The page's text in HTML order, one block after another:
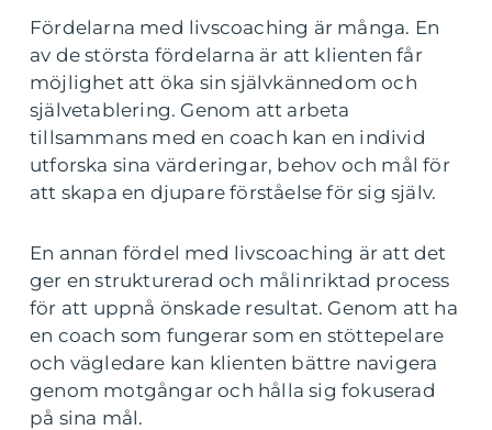
Fördelarna med livscoaching är många. En
av de största fördelarna är att klienten får
möjlighet att öka sin självkännedom och
självetablering. Genom att arbeta
tillsammans med en coach kan en individ
utforska sina värderingar, behov och mål för
att skapa en djupare förståelse för sig själv.
En annan fördel med livscoaching är att det
ger en strukturerad och målinriktad process
för att uppnå önskade resultat. Genom att ha
en coach som fungerar som en stöttepelare
och vägledare kan klienten bättre navigera
genom motgångar och hålla sig fokuserad
på sina mål.